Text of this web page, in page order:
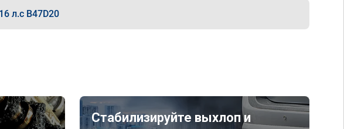
л.с B47D20
Стабилизируйте выхлоп и